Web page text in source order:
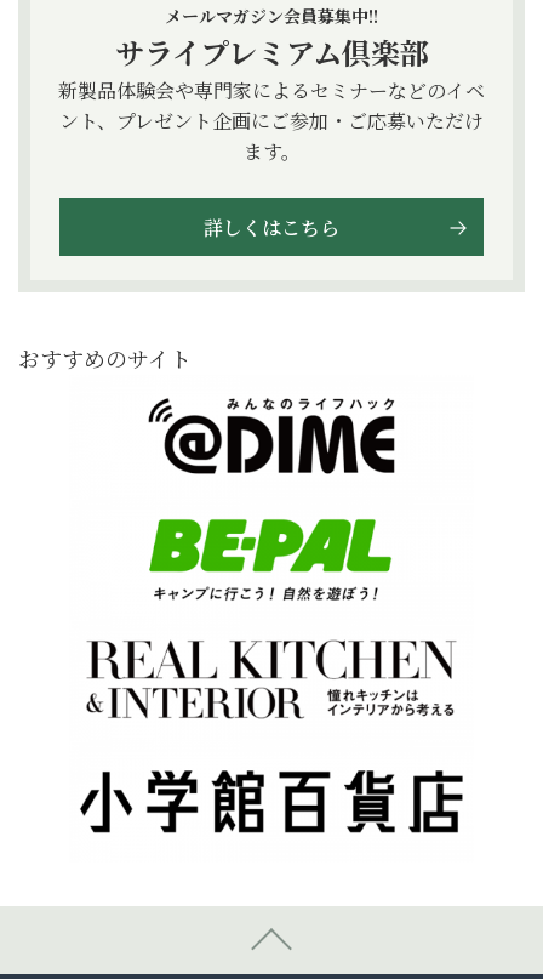
メールマガジン会員募集中!!
サライプレミアム倶楽部
新製品体験会や専門家によるセミナーなどのイベ
ント、プレゼント企画にご参加・ご応募いただけ
ます。
詳しくはこちら
おすすめのサイト